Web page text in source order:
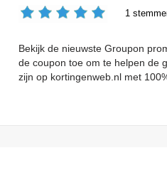
1
Bekijk de nieuwste Groupon
de coupon toe om te helpen de
zijn op kortingenweb.nl met